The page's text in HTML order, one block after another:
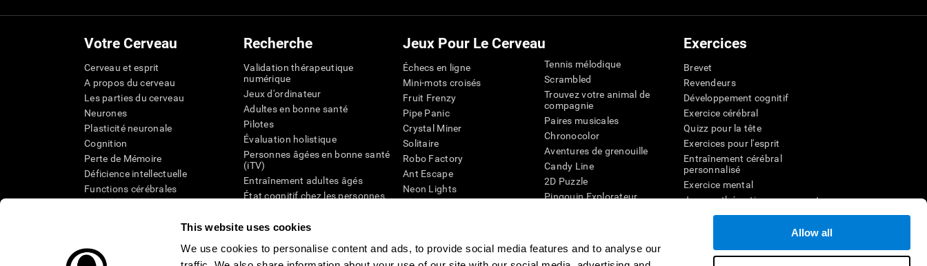
This website uses cookies
We use cookies to personalise content and ads, to provide social media features and to analyse our
Allow all
Votre Cerveau
Cerveau et esprit
A propos du cerveau
Les parties du cerveau
Neurones
Plasticité neuronale
Cognition
Perte de Mémoire
Déficience intellectuelle
Functions cérébrales
Recherche
Validation thérapeutique
numérique
Jeux d'ordinateur
Adultes en bonne santé
Pilotes
Évaluation holistique
Personnes âgées en bonne santé
(iTV)
Entraînement adultes âgés
État cognitif chez les personnes
Révision systémique
Jeux Pour Le Cerveau
Échecs en ligne
Mini-mots croisés
Fruit Frenzy
Pipe Panic
Crystal Miner
Solitaire
Robo Factory
Ant Escape
Neon Lights
Space Rescue
Tennis mélodique
Scrambled
Trouvez votre animal de
compagnie
Paires musicales
Chronocolor
Aventures de grenouille
Candy Line
2D Puzzle
Pingouin Explorateur
Jeux d'agilité mentale
Jeux en ligne pour la
Exercices
Brevet
Revendeurs
Développement cognitif
Exercice cérébral
Quizz pour la tête
Exercices pour l'esprit
Entraînement cérébral
personnalisé
Exercice mental
Jeux mathématiques amusants
Compréhension de lecture
Batailles cérébrales
Test de QI